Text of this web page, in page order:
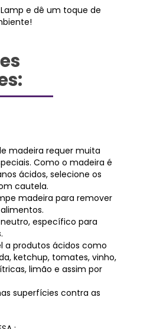
e dê um toque de
madeira requer muita
Como o madeira é
ácidos, selecione os
cautela.
madeira para remover
específico para
a produtos ácidos como
ketchup, tomates, vinho,
limão e assim por
superfícies contra as